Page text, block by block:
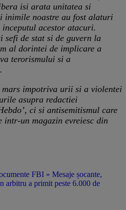
isi arata unitatea si
inimile noastre au fost alaturi
acestor atacuri.
sefi de stat si de guvern la
al dorintei de implicare a
terorismului si a
impotriva urii si a violentei
asupra redactiei
ci si antisemitismul care
un magazin evreiesc din
FBI » Mesaje șocante,
arbitru a primit peste 6.000 de